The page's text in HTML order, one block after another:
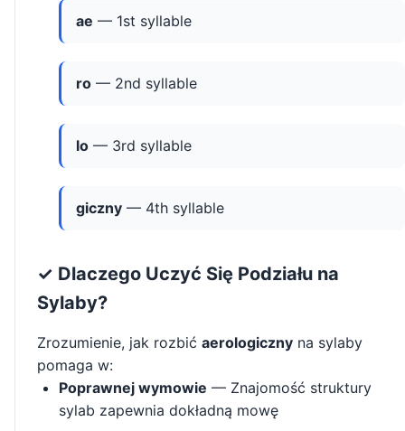
ae — 1st syllable
ro — 2nd syllable
lo — 3rd syllable
giczny — 4th syllable
✓ Dlaczego Uczyć Się Podziału na
Sylaby?
Zrozumienie, jak rozbić aerologiczny na sylaby
pomaga w:
Poprawnej wymowie — Znajomość struktury
sylab zapewnia dokładną mowę